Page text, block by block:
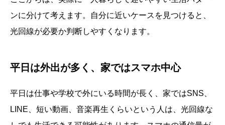
ンに分けて考えます。自分に近いケースを見つけると、
光回線が必要か判断しやすくなります。
平日は外出が多く、家ではスマホ中心
平日は仕事や学校で外にいる時間が長く、家ではSNS、
LINE、短い動画、音楽再生くらいという人は、光回線な